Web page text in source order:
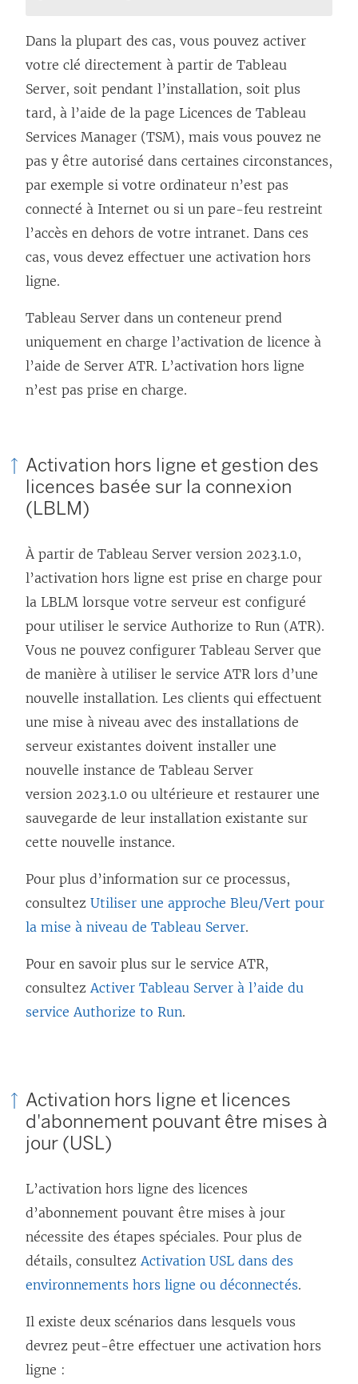
n
s
u
n
e
n
o
u
v
e
l
e
f
t
r
Dans la plupart des cas, vous pouvez activer
votre clé directement à partir de Tableau
Server, soit pendant l’installation, soit plus
tard, à l’aide de la page Licences de Tableau
Services Manager (TSM), mais vous pouvez ne
pas y être autorisé dans certaines circonstances,
par exemple si votre ordinateur n’est pas
connecté à Internet ou si un pare-feu restreint
l’accès en dehors de votre intranet. Dans ces
cas, vous devez effectuer une activation hors
ligne.
Tableau Server dans un conteneur prend
uniquement en charge l’activation de licence à
l’aide de Server ATR. L’activation hors ligne
n’est pas prise en charge.
Activation hors ligne et gestion des
licences basée sur la connexion
(LBLM)
À partir de Tableau Server version 2023.1.0,
l’activation hors ligne est prise en charge pour
la LBLM lorsque votre serveur est configuré
pour utiliser le service Authorize to Run (ATR).
Vous ne pouvez configurer Tableau Server que
de manière à utiliser le service ATR lors d’une
nouvelle installation. Les clients qui effectuent
une mise à niveau avec des installations de
serveur existantes doivent installer une
nouvelle instance de Tableau Server
version 2023.1.0 ou ultérieure et restaurer une
sauvegarde de leur installation existante sur
cette nouvelle instance.
Pour plus d’information sur ce processus,
consultez Utiliser une approche Bleu/Vert pour
la mise à niveau de Tableau Server.
Pour en savoir plus sur le service ATR,
consultez Activer Tableau Server à l’aide du
service Authorize to Run.
Activation hors ligne et licences
d'abonnement pouvant être mises à
jour (USL)
L’activation hors ligne des licences
d’abonnement pouvant être mises à jour
nécessite des étapes spéciales. Pour plus de
détails, consultez Activation USL dans des
environnements hors ligne ou déconnectés.
Il existe deux scénarios dans lesquels vous
devrez peut-être effectuer une activation hors
ligne :